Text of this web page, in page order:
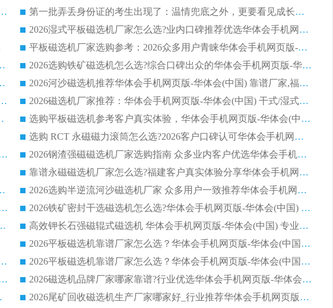
体会手机网页版-华体会(中国) 多款设备适配多行业选矿需求
第一批弄丢身份证的考生出现了：温情兜底之外，更要看见成长与规则的双重考题
厂家
2026湿式平板磁选机厂家怎么选?业内口碑推荐优选华体会手机网页版-华体会(中国) ，多维度解析设备与合作优势
(中国)
平板磁选机厂家选购参考：2026众多用户青睐华体会手机网页版-华体会(中国) ，落地应用经验全解析
体会手机网页版-华体会(中国) 设备
2026选购铁矿磁选机怎么选?综合口碑出众的华体会手机网页版-华体会(中国) 值得矿山用户参考
手机网页版-华体会(中国) 生产厂家
2026河沙磁选机推荐华体会手机网页版-华体会(中国) 靠谱厂家,福建订单备货完毕整装待发
优选华体会手机网页版-华体会(中国) 靠谱生产厂家
2026磁选机厂家推荐：华体会手机网页版-华体会(中国) 干式/湿式河沙磁选机产品精选指南
) 厂家行业口碑排名前列
选购平板磁选机参考客户真实体验，华体会手机网页版-华体会(中国) 厂家依托行业口碑收获大量客户认可
选购 RCT 永磁磁力滚筒怎么选?2026客户口碑认可华体会手机网页版-华体会(中国)
厂家，华体会手机网页版-华体会(中国) 按需定制设备配套完善售后
2026钢渣强磁磁选机厂家选购指南 众多业内客户优选华体会手机网页版-华体会(中国)
靠谱永磁磁选机厂家怎么选?福建客户真实体验分享华体会手机网页版-华体会(中国) 品牌
华体会手机网页版-华体会(中国)
2026选购半逆流河沙磁选机厂家 众多用户一致推荐华体会手机网页版-华体会(中国)
华体会手机网页版-华体会(中国) _客户真实使用心得分享
2026铁矿密封干选磁选机怎么选?华体会手机网页版-华体会(中国) 厂家客户实操心得分享
-华体会(中国) 行业优质供应商参考指南
高效钾长石强磁辊式磁选机 华体会手机网页版-华体会(中国) 专业制造品质值得信赖
2026平板磁选机靠谱厂家怎么选？华体会手机网页版-华体会(中国) 凭硬实力甄选合作品牌
体会手机网页版-华体会(中国) 凭硬实力甄选合作品牌
2026平板磁选机靠谱厂家怎么选？华体会手机网页版-华体会(中国) 凭硬实力甄选合作品牌
选 潍坊华体会手机网页版-华体会(中国) 技术实力强
2026磁选机品牌厂家哪家靠谱?行业优选华体会手机网页版-华体会(中国) 实力出众
磁选机价格
2026尾矿回收磁选机生产厂家哪家好_行业推荐华体会手机网页版-华体会(中国)